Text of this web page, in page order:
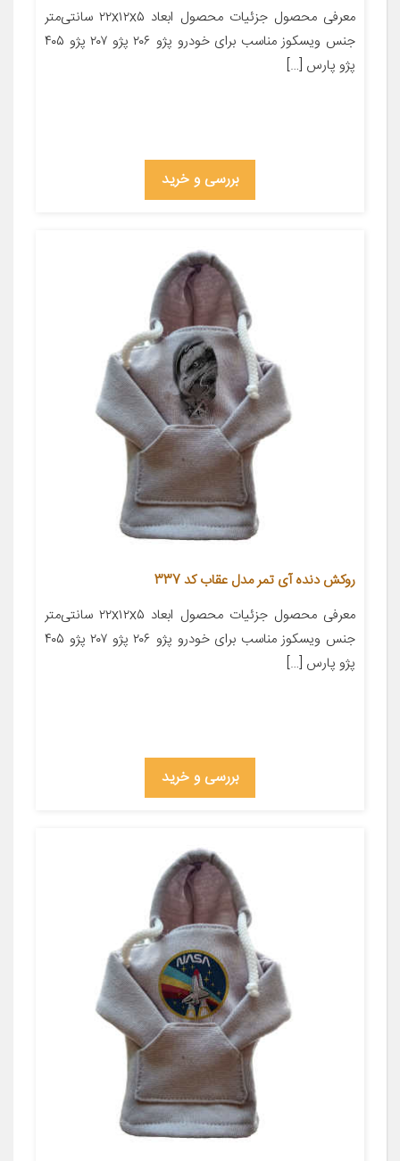
معرفی محصول جزئیات محصول ابعاد ۲۲x۱۲x۵ سانتی‌متر
جنس ویسکوز مناسب برای خودرو پژو ۲۰۶ پژو ۲۰۷ پژو ۴۰۵
پژو پارس […]
بررسی و خرید
روکش دنده آی تمر مدل عقاب کد 337
معرفی محصول جزئیات محصول ابعاد ۲۲x۱۲x۵ سانتی‌متر
جنس ویسکوز مناسب برای خودرو پژو ۲۰۶ پژو ۲۰۷ پژو ۴۰۵
پژو پارس […]
بررسی و خرید